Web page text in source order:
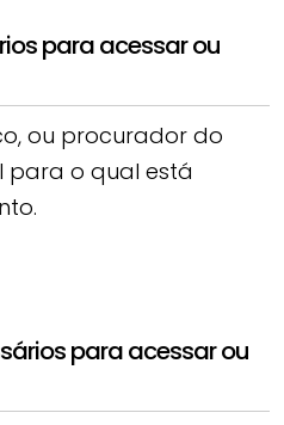
para acessar ou
ou procurador do
para o qual está
para acessar ou